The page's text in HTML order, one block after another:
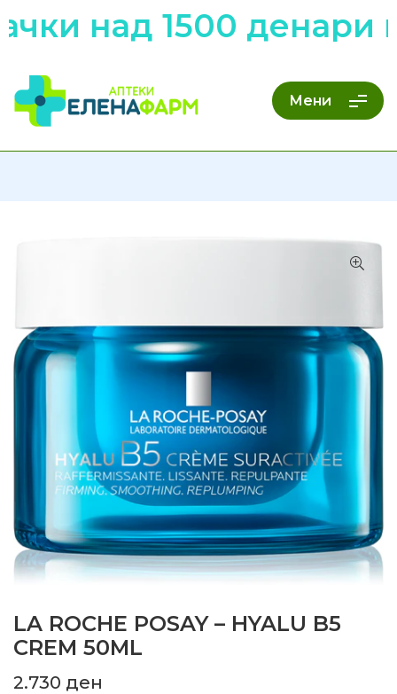
над 1500 денари
Мени
LA ROCHE POSAY – HYALU B5
CREM 50ML
2.730 ден